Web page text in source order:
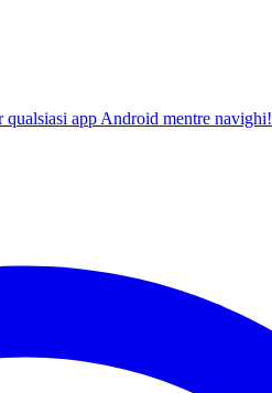
app Android mentre navighi!